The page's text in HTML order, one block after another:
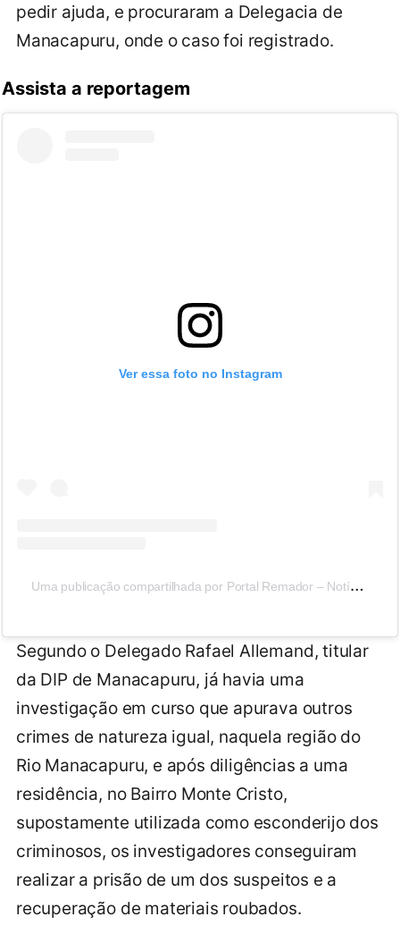
pedir ajuda, e procuraram a Delegacia de
Manacapuru, onde o caso foi registrado.
Assista a reportagem
Ver essa foto no Instagram
U
ma publicação compartilhada por Portal Remador – Notícias sobre o Amazonas e Política (@portalremador_)
Segundo o Delegado Rafael Allemand, titular
da DIP de Manacapuru, já havia uma
investigação em curso que apurava outros
crimes de natureza igual, naquela região do
Rio Manacapuru, e após diligências a uma
residência, no Bairro Monte Cristo,
supostamente utilizada como esconderijo dos
criminosos, os investigadores conseguiram
realizar a prisão de um dos suspeitos e a
recuperação de materiais roubados.